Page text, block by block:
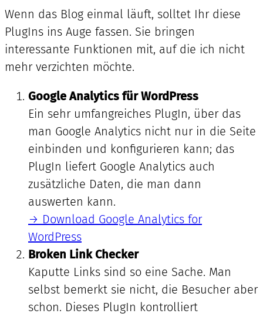
Wenn das Blog einmal läuft, solltet Ihr diese
PlugIns ins Auge fassen. Sie bringen
interessante Funktionen mit, auf die ich nicht
mehr verzichten möchte.
Google Analytics für WordPress
Ein sehr umfangreiches PlugIn, über das
man Google Analytics nicht nur in die Seite
einbinden und konfigurieren kann; das
PlugIn liefert Google Analytics auch
zusätzliche Daten, die man dann
auswerten kann.
→ Download Google Analytics for
WordPress
Broken Link Checker
Kaputte Links sind so eine Sache. Man
selbst bemerkt sie nicht, die Besucher aber
schon. Dieses PlugIn kontrolliert